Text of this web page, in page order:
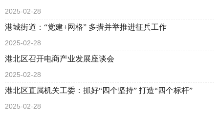
2025-02-28
港城街道：“党建+网格” 多措并举推进征兵工作
2025-02-28
港北区召开电商产业发展座谈会
2025-02-28
港北区直属机关工委：抓好“四个坚持” 打造“四个标杆”
2025-02-28